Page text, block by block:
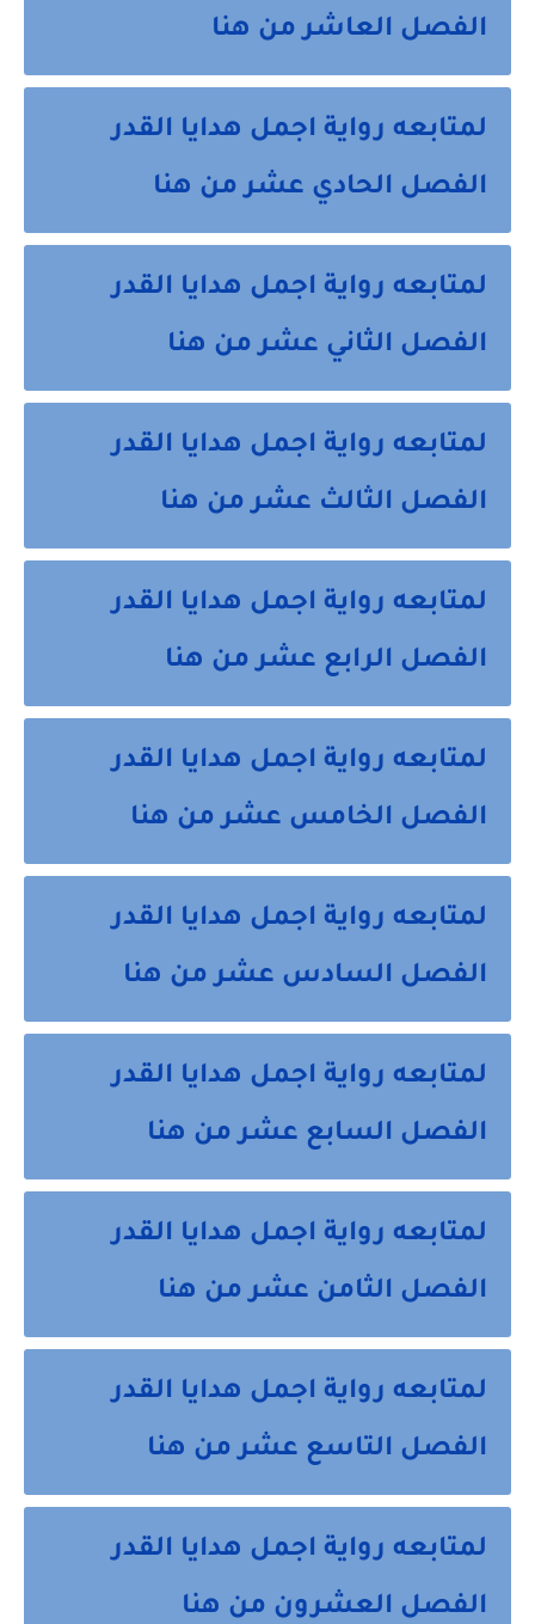
الفصل العاشر من هنا
لمتابعه رواية اجمل هدايا القدر
الفصل الحادي عشر من هنا
لمتابعه رواية اجمل هدايا القدر
الفصل الثاني عشر من هنا
لمتابعه رواية اجمل هدايا القدر
الفصل الثالث عشر من هنا
لمتابعه رواية اجمل هدايا القدر
الفصل الرابع عشر من هنا
لمتابعه رواية اجمل هدايا القدر
الفصل الخامس عشر من هنا
لمتابعه رواية اجمل هدايا القدر
الفصل السادس عشر من هنا
لمتابعه رواية اجمل هدايا القدر
الفصل السابع عشر من هنا
لمتابعه رواية اجمل هدايا القدر
الفصل الثامن عشر من هنا
لمتابعه رواية اجمل هدايا القدر
الفصل التاسع عشر من هنا
لمتابعه رواية اجمل هدايا القدر
الفصل العشرون من هنا